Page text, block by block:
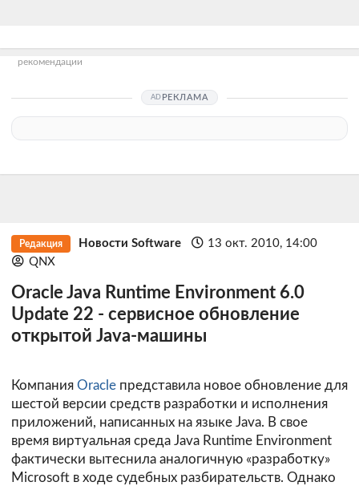
рекомендации
РЕКЛАМА
Редакция Новости Software
13 окт. 2010, 14:00
QNX
Oracle Java Runtime Environment 6.0
Update 22 - сервисное обновление
открытой Java-машины
Компания Oracle представила новое обновление для
шестой версии средств разработки и исполнения
приложений, написанных на языке Java. В свое
время виртуальная среда Java Runtime Environment
фактически вытеснила аналогичную «разработку»
Microsoft в ходе судебных разбирательств. Однако